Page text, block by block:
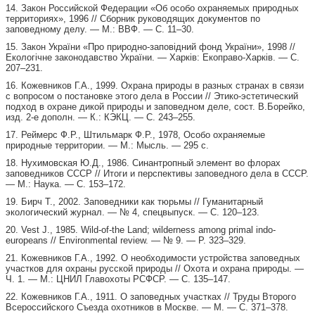
14. Закон Российской Федерации «Об особо охраняемых природных
территориях», 1996 // Сборник руководящих документов по
заповедному делу. — М.: ВВФ. — С. 11–30.
15. Закон України «Про природно-заповiдний фонд України», 1998 //
Екологiчне законодавство України. — Харкiв: Екоправо-Харкiв. — С.
207–231.
16. Кожевников Г.А., 1999. Охрана природы в разных странах в связи
с вопросом о постановке этого дела в России // Этико-эстетический
подход в охране дикой природы и заповедном деле, сост. В.Борейко,
изд. 2-е дополн. — К.: КЭКЦ. — С. 243–255.
17. Реймерс Ф.Р., Штильмарк Ф.Р., 1978, Особо охраняемые
природные территории. — М.: Мысль. — 295 с.
18. Нухимовская Ю.Д., 1986. Синантропный элемент во флорах
заповедников СССР // Итоги и перспективы заповедного дела в СССР.
— М.: Наука. — С. 153–172.
19. Бирч Т., 2002. Заповедники как тюрьмы // Гуманитарный
экологический журнал. — № 4, спецвыпуск. — С. 120–123.
20. Vest J., 1985. Wild-of-the Land; wilderness among primal indo-
europeans // Environmental review. — № 9. — Р. 323–329.
21. Кожевников Г.А., 1992. О необходимости устройства заповедных
участков для охраны русской природы // Охота и охрана природы. —
Ч. 1. — М.: ЦНИЛ Главохоты РСФСР. — С. 135–147.
22. Кожевников Г.А., 1911. О заповедных участках // Труды Второго
Всероссийского Съезда охотников в Москве. — М. — С. 371–378.